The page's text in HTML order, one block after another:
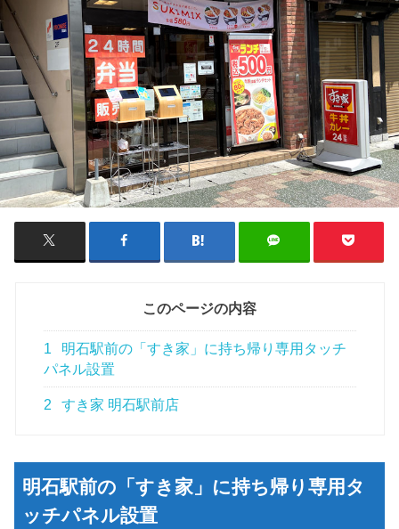
このページの内容
1
明石駅前の「すき家」に持ち帰り専用タッチ
パネル設置
2 すき家 明石駅前店
明石駅前の「すき家」に持ち帰り専用タ
ッチパネル設置